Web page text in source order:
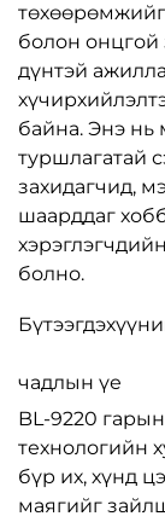
болон онцгой
дүнтэй
байна. Энэ нь
туршлагатай
захидагчид,
шаарддаг
болно.
чадлын үе
BL-9220
технологийн
бүр их, хүнд
маягийг